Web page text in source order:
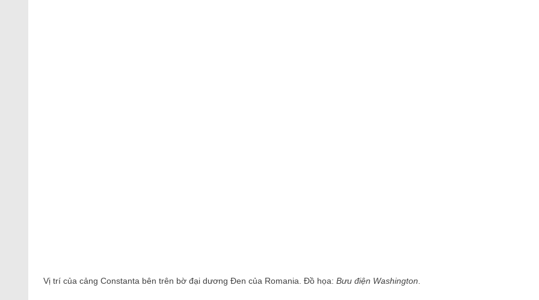
Vị trí của cảng Constanta bên trên bờ đại dương Đen của Romania. Đồ họa: Bưu điện Washington